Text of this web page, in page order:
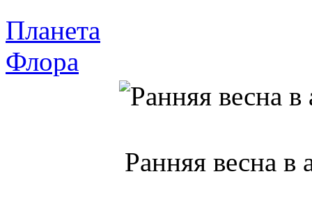
Планета
Флора
Ранняя весна в